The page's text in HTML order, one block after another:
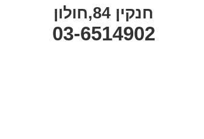
חנקין 84,חולון
03-6514902